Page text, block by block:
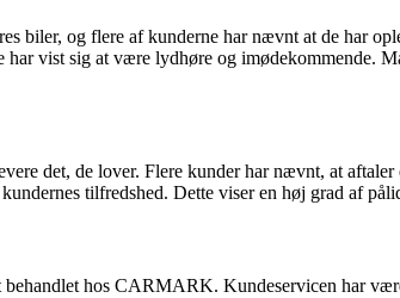
biler, og flere af kunderne har nævnt at de har
vist sig at være lydhøre og imødekommende.
det, de lover. Flere kunder har nævnt, at
tilfredshed. Dette viser en høj grad af
hos CARMARK. Kundeservicen har